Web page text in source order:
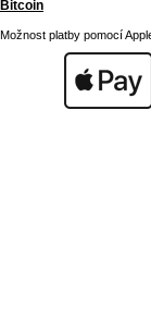
Možnost platby pomocí